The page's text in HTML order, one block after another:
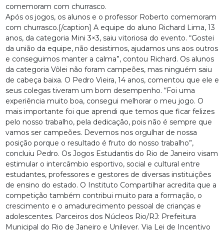
Após os jogos, os alunos e o professor Roberto comemoram
com churrasco.[/caption] A equipe do aluno Richard Lima, 13
anos, da categoria Mini 3×3, saiu vitoriosa do evento. “Gostei
da união da equipe, não desistimos, ajudamos uns aos outros
e conseguimos manter a calma”, contou Richard. Os alunos
da categoria Vôlei não foram campeões, mas ninguém saiu
de cabeça baixa. O Pedro Vieira, 14 anos, comentou que ele e
seus colegas tiveram um bom desempenho. “Foi uma
experiência muito boa, consegui melhorar o meu jogo. O
mais importante foi que aprendi que temos que ficar felizes
pelo nosso trabalho, pela dedicação, pois não é sempre que
vamos ser campeões. Devemos nos orgulhar de nossa
posição porque o resultado é fruto do nosso trabalho”,
concluiu Pedro. Os Jogos Estudantis do Rio de Janeiro visam
estimular o intercâmbio esportivo, social e cultural entre
estudantes, professores e gestores de diversas instituições
de ensino do estado. O Instituto Compartilhar acredita que a
competição também contribui muito para a formação, o
crescimento e o amadurecimento pessoal de crianças e
adolescentes. Parceiros dos Núcleos Rio/RJ: Prefeitura
Municipal do Rio de Janeiro e Unilever. Via Lei de Incentivo